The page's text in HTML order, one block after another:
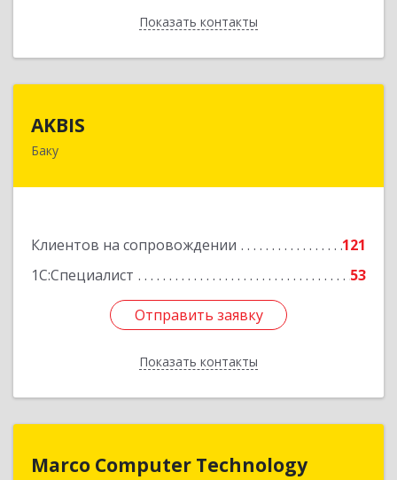
Показать контакты
Назад
AKBIS
Баку
Клиентов на сопровождении
121
1С:Специалист
53
Отправить заявку
Показать контакты
AZ1007, Азербайджан, г. Баку, ул. Ак. Мирали
Отправить заявку
Назад
Marco Computer Technology